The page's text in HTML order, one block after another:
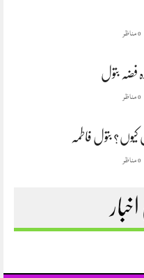
0مناظر
فضہ بتول
0مناظر
بتول فاطمہ
0مناظر